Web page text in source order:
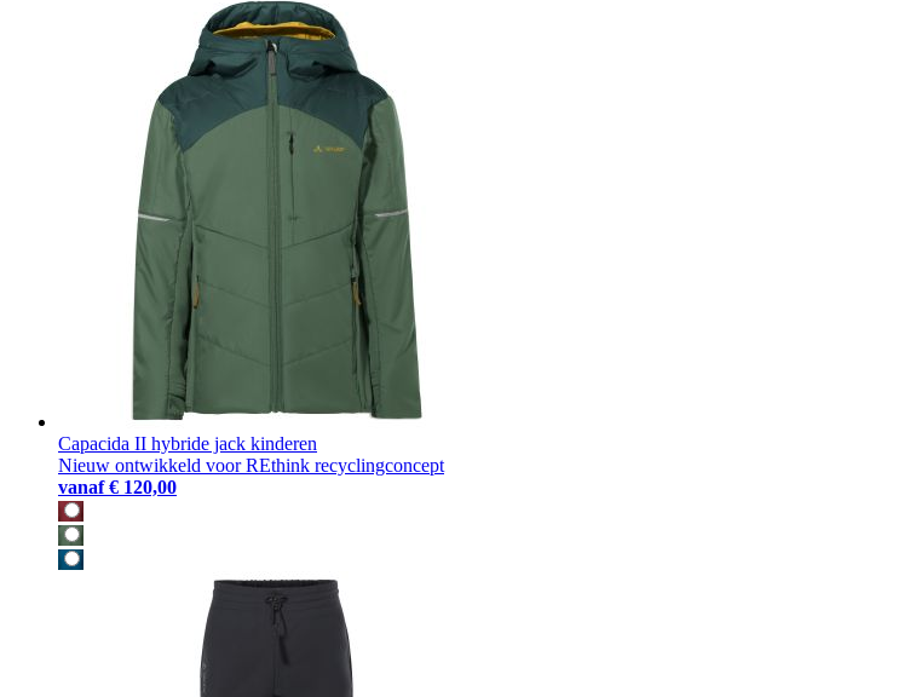
Capacida II hybride jack kinderen
Nieuw ontwikkeld voor REthink recyclingconcept
vanaf € 120,00